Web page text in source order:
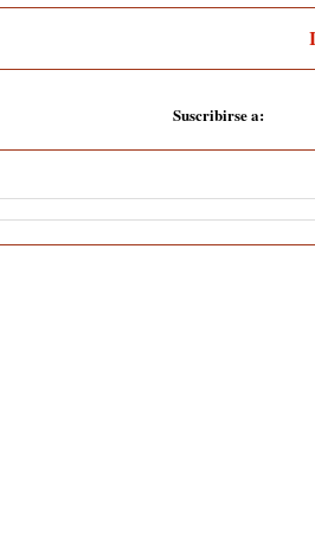
Suscribirse a: